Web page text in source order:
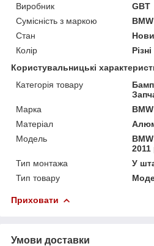
Виробник
GBT
Сумісність з маркою
BMW
Стан
Колір
Користувальницькі
Категорія товару
Марка
BMW
Матеріал
Мoдель
2011
Тип монтажа
У
Тип товару
Приховати
Умови доставки